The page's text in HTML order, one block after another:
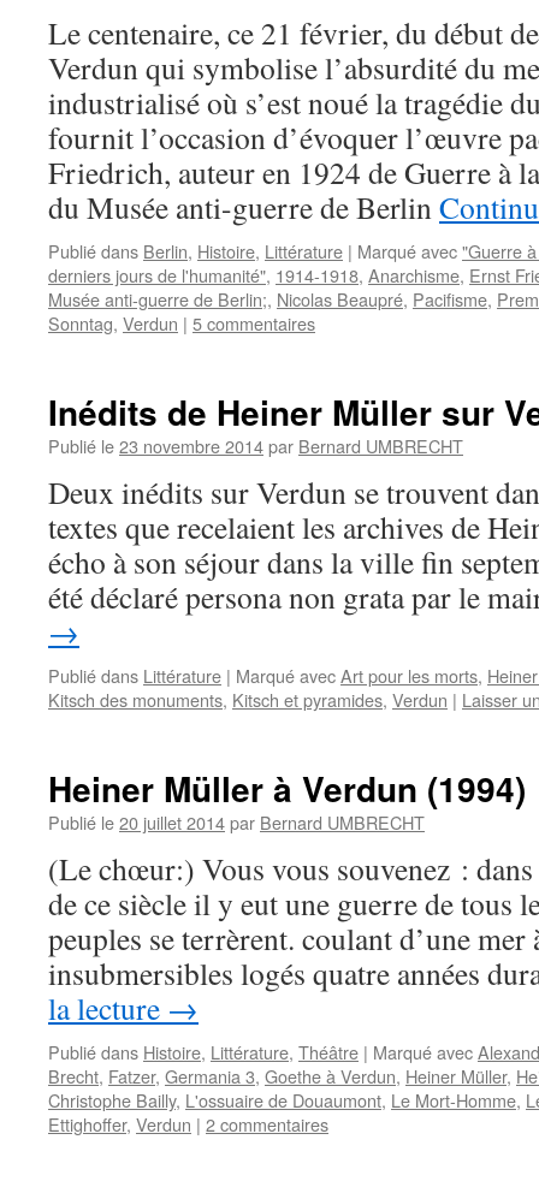
Le centenaire, ce 21 février, du début
Verdun qui symbolise l’absurdité du
industrialisé où s’est noué la tragédie
fournit l’occasion d’évoquer l’œuvre
Friedrich, auteur en 1924 de Guerre à
du Musée anti-guerre de Berlin
Publié dans Berlin, Histoire, Littérature | Marqué avec"Guerre
derniers jours de l'humanité", 1914-1918, Anarchisme, Ernst
Musée anti-guerre de Berlin;, Nicolas Beaupré, Pacifisme,
Sonntag, Verdun | 5 commentaires
Inédits de Heiner Müller sur
Publié le23 novembre 2014par Bernard UMBRECHT
Deux inédits sur Verdun se trouvent
textes que recelaient les archives de
écho à son séjour dans la ville fin
été déclaré persona non grata par le
→
Publié dans Littérature | Marqué avecArt pour les morts,
Kitsch des monuments, Kitsch et pyramides, Verdun | Laisser
Heiner Müller à Verdun (1994)
Publié le20 juillet 2014par Bernard UMBRECHT
(Le chœur:) Vous vous souvenez :
de ce siècle il y eut une guerre de tous
peuples se terrèrent. coulant d’une mer
insubmersibles logés quatre années
la lecture →
Publié dans Histoire, Littérature, Théâtre | Marqué avec
Brecht, Fatzer, Germania 3, Goethe à Verdun, Heiner Müller,
Christophe Bailly, L'ossuaire de Douaumont, Le Mort-Homme,
Ettighoffer, Verdun | 2 commentaires